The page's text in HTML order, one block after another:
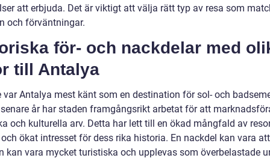
att erbjuda. Det är viktigt att välja rätt typ av resa som
och förväntningar.
för- och nackdelar med
till Antalya
var Antalya mest känt som en destination för sol- och
år har staden framgångsrikt arbetat för att
och kulturella arv. Detta har lett till en ökad mångfald av
ökat intresset för dess rika historia. En nackdel kan vara
kan vara mycket turistiska och upplevas som överbelastade